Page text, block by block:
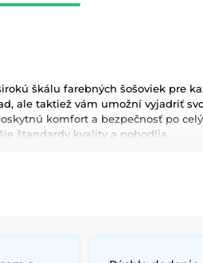
škálu farebných šošoviek pre
ale taktiež vám umožní vyjadriť
komfort a bezpečnosť po
štandardy kvality a pohodlia.